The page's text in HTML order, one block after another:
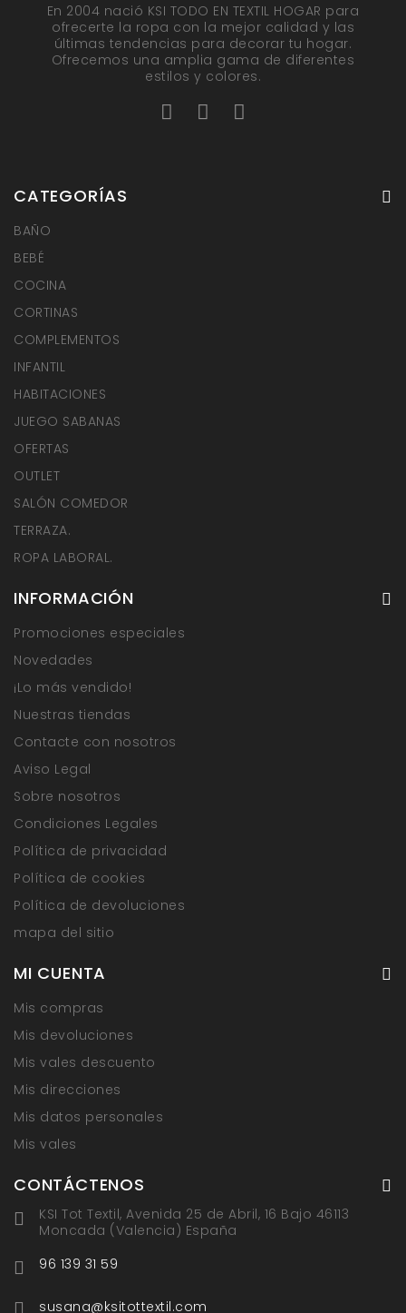
En 2004 nació KSI TODO EN TEXTIL HOGAR para
ofrecerte la ropa con la mejor calidad y las
últimas tendencias para decorar tu hogar.
Ofrecemos una amplia gama de diferentes
estilos y colores.
CATEGORÍAS
BAÑO
BEBÉ
COCINA
CORTINAS
COMPLEMENTOS
INFANTIL
HABITACIONES
JUEGO SABANAS
OFERTAS
OUTLET
SALÓN COMEDOR
TERRAZA.
ROPA LABORAL.
INFORMACIÓN
Promociones especiales
Novedades
¡Lo más vendido!
Nuestras tiendas
Contacte con nosotros
Aviso Legal
Sobre nosotros
Condiciones Legales
Política de privacidad
Política de cookies
Política de devoluciones
mapa del sitio
MI CUENTA
Mis compras
Mis devoluciones
Mis vales descuento
Mis direcciones
Mis datos personales
Mis vales
CONTÁCTENOS
KSI Tot Textil, Avenida 25 de Abril, 16 Bajo 46113
Moncada (Valencia) España
96 139 31 59
susana@ksitottextil.com